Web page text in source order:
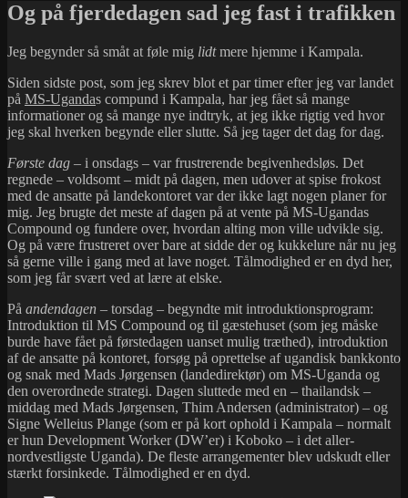
Og på fjerdedagen sad jeg fast i trafikken
Jeg begynder så småt at føle mig lidtmere hjemme i Kampala.
Siden sidste post, som jeg skrev blot et par timer efter jeg var landet
på MS-Ugandas compund i Kampala, har jeg fået så mange
informationer og så mange nye indtryk, at jeg ikke rigtig ved hvor
jeg skal hverken begynde eller slutte. Så jeg tager det dag for dag.
Første dag – i onsdags – var frustrerende begivenhedsløs. Det
regnede – voldsomt – midt på dagen, men udover at spise frokost
med de ansatte på landekontoret var der ikke lagt nogen planer for
mig. Jeg brugte det meste af dagen på at vente på MS-Ugandas
Compound og fundere over, hvordan alting mon ville udvikle sig.
Og på være frustreret over bare at sidde der og kukkelure når nu jeg
så gerne ville i gang med at lave noget. Tålmodighed er en dyd her,
som jeg får svært ved at lære at elske.
På andendagen – torsdag – begyndte mit introduktionsprogram:
Introduktion til MS Compound og til gæstehuset (som jeg måske
burde have fået på førstedagen uanset mulig træthed), introduktion
af de ansatte på kontoret, forsøg på oprettelse af ugandisk bankkonto
og snak med Mads Jørgensen (landedirektør) om MS-Uganda og
den overordnede strategi. Dagen sluttede med en – thailandsk –
middag med Mads Jørgensen, Thim Andersen (administrator) – og
Signe Welleius Plange (som er på kort ophold i Kampala – normalt
er hun Development Worker (DW’er) i Koboko – i det aller-
nordvestligste Uganda). De fleste arrangementer blev udskudt eller
stærkt forsinkede. Tålmodighed er en dyd.